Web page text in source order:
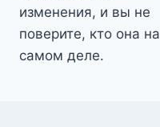
изменения, и вы не
поверите, кто она на
самом деле.